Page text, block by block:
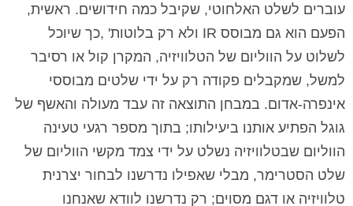
עוברים לשלט האלחוטי, שקיבל כמה חידושים. ראשית,
הפעם הוא גם מבוסס IR ולא רק בלוטות' ,כך שיוכל
לשלוט על הווליום של הטלוויזיה, המקרן קול או רסיבר
למשל, שמקבלים פקודה רק על ידי שלטים מבוססי
אינפרה-אדום. במבחן התוצאה זה עבד מעולה והאשף של
גוגל הפתיע אותנו ביעילותו; בתוך מספר רגעי טעינה
הווליום שבטלוויזיה נשלט על ידי צמד מקשי הווליום של
שלט הסטרימר, מבלי שאפילו נדרשנו לבחור יצרנית
טלוויזיה או דגם מסוים; רק נדרשנו לוודא שאנחנו